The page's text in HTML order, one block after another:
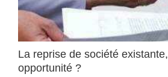
La reprise de société
opportunité ?